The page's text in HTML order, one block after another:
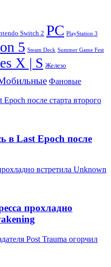
Switch 2 PC PlayStation 3
5 Steam Deck Summer Game Fest
X | S Железо
Фановые
после старта второго
в Last Epoch после
встретила Unknown
прохладно
Post Trauma огорчил